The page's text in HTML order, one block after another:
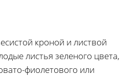
кроной и листвой
листья зеленого цвета,
фиолетового или